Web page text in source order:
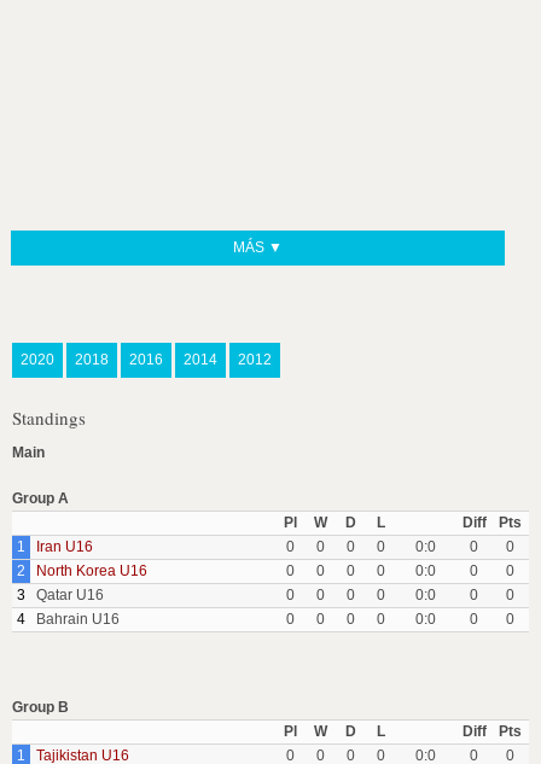
MÁS ▼
2020 2018 2016 2014 2012
Standings
Main
Group A
Pl
W D L Diff
Pts
1
Iran U16 0 0 0 0 0:0 0
0
2
North Korea U16 0 0 0 0 0:0 0
0
3
Qatar U16 0 0 0 0 0:0 0
0
4
Bahrain U16 0 0 0 0 0:0 0 0
Group B
Pl
W D L Diff
Pts
1
Tajikistan U16 0 0 0 0 0:0 0 0